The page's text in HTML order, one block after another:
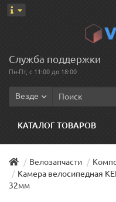
Служба поддержки
Пн-Пт, с 11:00 до 18:00
Везде
КАТАЛОГ ТОВАРОВ
Велозапчасти
Камера велосипедная
32мм